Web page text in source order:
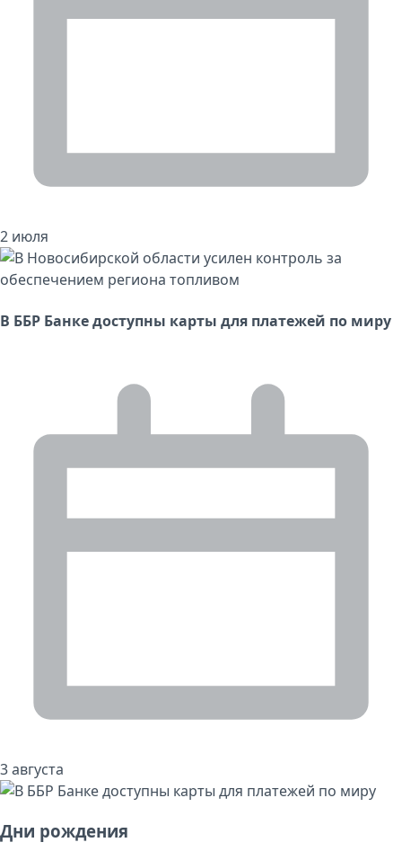
2 июля
В ББР Банке доступны карты для платежей по миру
3 августа
Дни рождения